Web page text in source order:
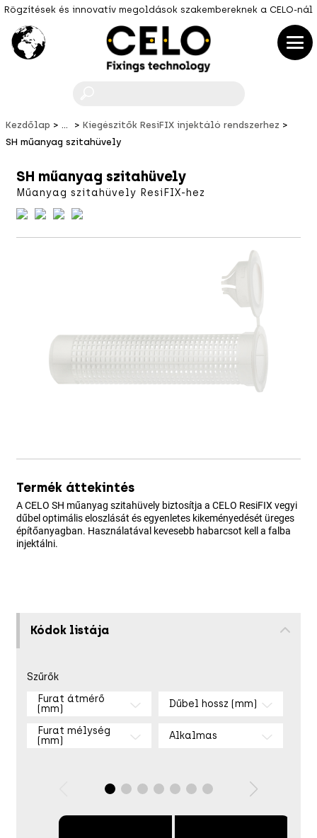
Rögzítések és innovatív megoldások szakembereknek a CELO-nál
Kezdőlap ...
Kiegészítők ResiFIX injektáló rendszerhez
SH műanyag szitahüvely
SH műanyag szitahüvely
Műanyag szitahüvely ResiFIX-hez
Termék áttekintés
A CELO SH műanyag szitahüvely biztosítja a CELO ResiFIX vegyi
dűbel optimális eloszlását és egyenletes kikeményedését üreges
építőanyagban. Használatával kevesebb habarcsot kell a falba
injektálni.
Kódok listája
Szűrők
Furat átmérő
(mm)
Dűbel hossz (mm)
Furat mélység
(mm)
Alkalmas